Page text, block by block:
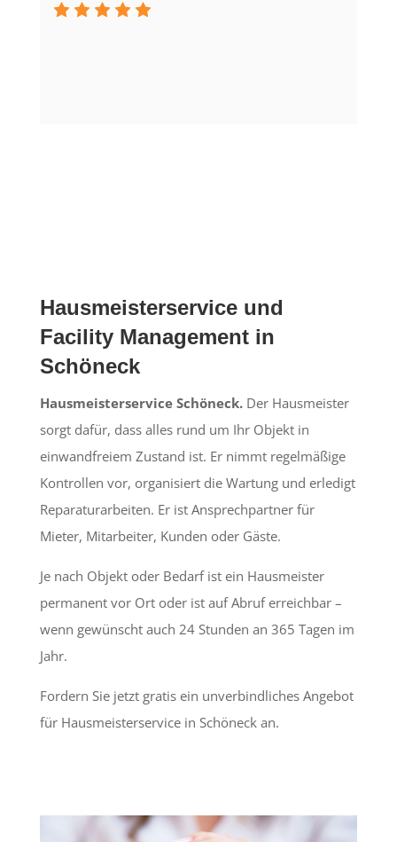
Hausmeisterservice und
Facility Management in
Schöneck
Hausmeisterservice Schöneck.Der Hausmeister
sorgt dafür, dass alles rund um Ihr Objekt in
einwandfreiem Zustand ist. Er nimmt regelmäßige
Kontrollen vor, organisiert die Wartung und erledigt
Reparaturarbeiten. Er ist Ansprechpartner für
Mieter, Mitarbeiter, Kunden oder Gäste.
Je nach Objekt oder Bedarf ist ein Hausmeister
permanent vor Ort oder ist auf Abruf erreichbar –
wenn gewünscht auch 24 Stunden an 365 Tagen im
Jahr.
Fordern Sie jetzt gratis ein unverbindliches Angebot
für Hausmeisterservice in Schöneck an.